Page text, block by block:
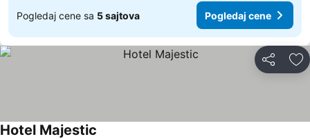
Pogledaj cene sa 5 sajtova Pogledaj cene
Deli
Hotel Majestic